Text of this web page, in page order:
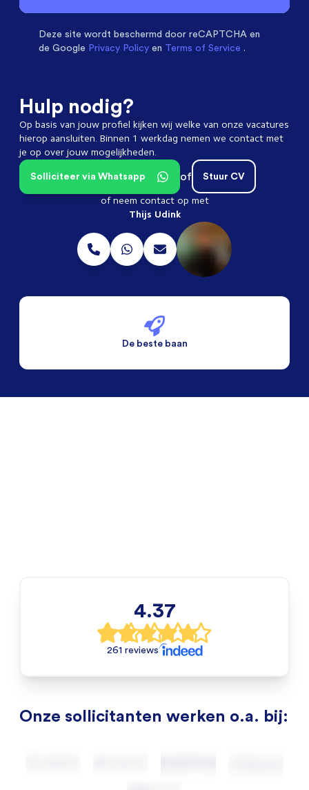
Deze site wordt beschermd door reCAPTCHA en
de Google Privacy Policy en Terms of Service .
Hulp nodig?
Op basis van jouw profiel kijken wij welke van onze vacatures
hierop aansluiten. Binnen 1 werkdag nemen we contact met
je op over jouw mogelijkheden.
Stuur CV
of
Solliciteer via Whatsapp
of neem contact op met
Thijs Udink
De beste baan
4.37
261 reviews
Onze sollicitanten werken o.a. bij: